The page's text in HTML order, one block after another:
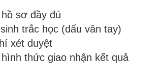
sơ đầy đủ
trắc học (dấu vân tay)
xét duyệt
thức giao nhận kết quả